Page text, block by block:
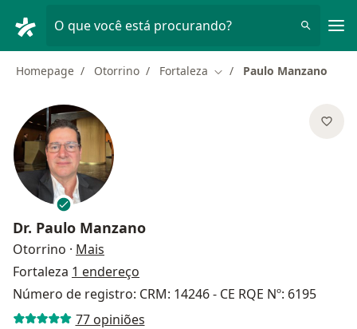
O que você está procurando?
Homepage Otorrino Fortaleza Mudar de cidade
Paulo Manzano
Dr. Paulo Manzano
Otorrino · Mais
Fortaleza 1 endereço
Número de registro: CRM: 14246 - CE RQE Nº: 6195
77 opiniões